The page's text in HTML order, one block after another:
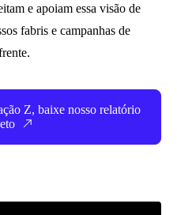
e apoiam essa visão de
fabris e campanhas de
Z, baixe nosso relatório